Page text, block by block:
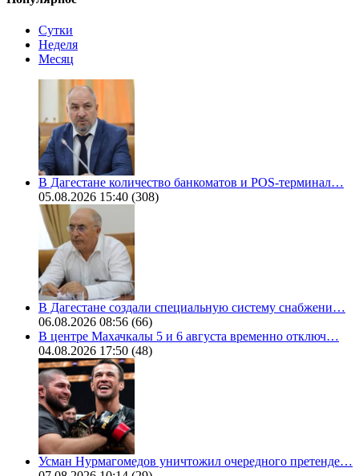
Сутки
Неделя
Месяц
В Дагестане количество банкоматов и POS-терминал…
05.08.2026 15:40 (308)
В Дагестане создали специальную систему снабжени…
06.08.2026 08:56 (66)
В центре Махачкалы 5 и 6 августа временно отключ…
04.08.2026 17:50 (48)
Усман Нурмагомедов уничтожил очередного претенде…